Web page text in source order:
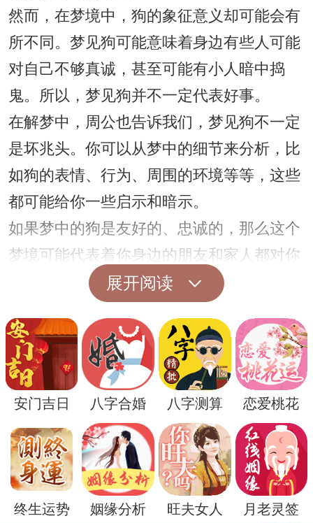
然而，在梦境中，狗的象征意义却可能会有
所不同。梦见狗可能意味着身边有些人可能
对自己不够真诚，甚至可能有小人暗中捣
鬼。所以，梦见狗并不一定代表好事。
在解梦中，周公也告诉我们，梦见狗不一定
是坏兆头。你可以从梦中的细节来分析，比
如狗的表情、行为、周围的环境等等，这些
都可能给你一些启示和暗示。
如果梦中的狗是友好的、忠诚的，那么这个
梦境可能代表着你身边的朋友和家人都对你
真诚而且忠诚。如果梦中的狗表现出敌意、
围的人有些不太友好，甚至可能有人暗中对
你进行阴谋诡计。
展开阅读
安门吉日 八字合婚 八字测算 恋爱桃花
终生运势 姻缘分析 旺夫女人 月老灵签